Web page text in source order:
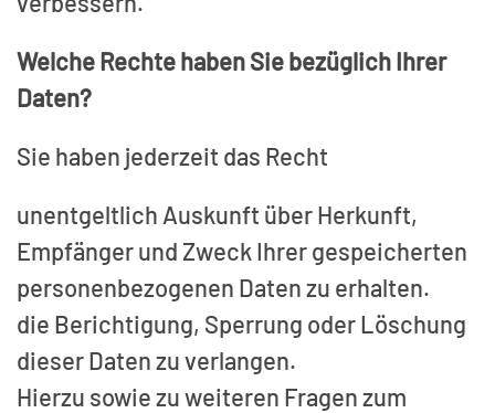
Welche Rechte haben Sie bezüglich Ihrer
Daten?
Sie haben jederzeit das Recht
unentgeltlich Auskunft über Herkunft,
Empfänger und Zweck Ihrer gespeicherten
personenbezogenen Daten zu erhalten.
die Berichtigung, Sperrung oder Löschung
dieser Daten zu verlangen.
Hierzu sowie zu weiteren Fragen zum